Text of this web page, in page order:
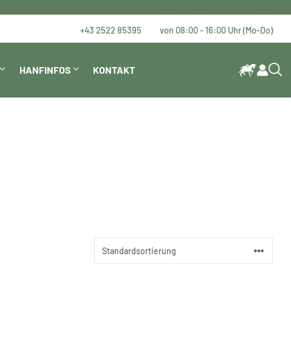
+43 2522 85395 von 08:00 - 16:00 Uhr (Mo-Do)
HANFINFOS KONTAKT